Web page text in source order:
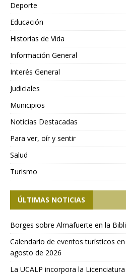
Deporte
Educación
Historias de Vida
Información General
Interés General
Judiciales
Municipios
Noticias Destacadas
Para ver, oír y sentir
Salud
Turismo
ÚLTIMAS NOTICIAS
Borges sobre Almafuerte en la
Calendario de eventos turísticos
agosto de 2026
La UCALP incorpora la